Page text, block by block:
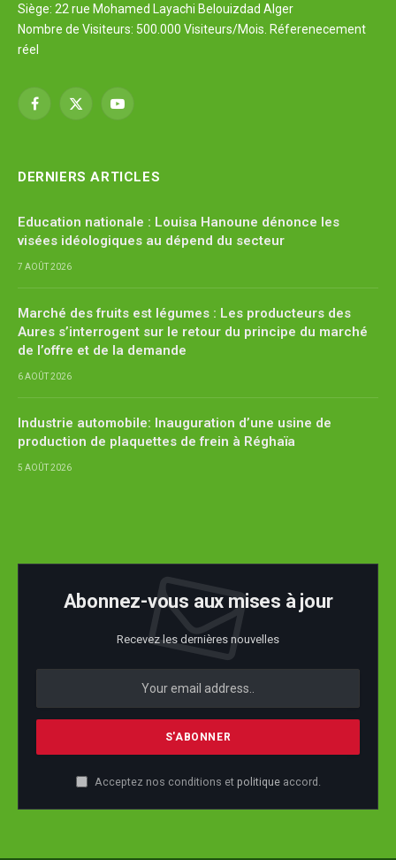
Siège: 22 rue Mohamed Layachi Belouizdad Alger
Nombre de Visiteurs: 500.000 Visiteurs/Mois. Réferenecement
réel
Facebook
X
YouTube
DERNIERS ARTICLES
Education nationale : Louisa Hanoune dénonce les
visées idéologiques au dépend du secteur
7 AOÛT 2026
Marché des fruits est légumes : Les producteurs des
Aures s’interrogent sur le retour du principe du marché
de l’offre et de la demande
6 AOÛT 2026
Industrie automobile: Inauguration d’une usine de
production de plaquettes de frein à Réghaïa
5 AOÛT 2026
Abonnez-vous aux mises à jour
Recevez les dernières nouvelles
Acceptez nos conditions et politiqueaccord.